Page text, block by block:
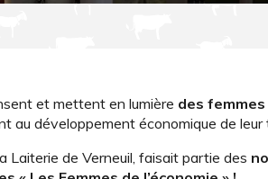
et mettent en lumière des
au développement économique de leur
Laiterie de Verneuil, faisait partie des